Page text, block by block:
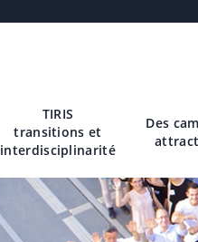
TIRIS
transitions et
interdisciplinarité
Des